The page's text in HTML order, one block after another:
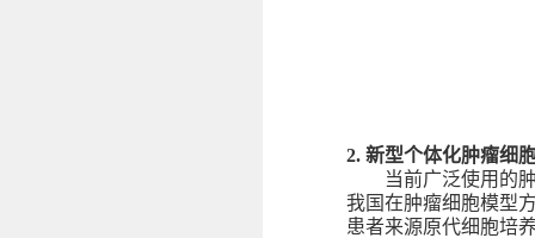
2. 新型个体化肿瘤细
当前广泛使用的
我国在肿瘤细胞模型
患者来源原代细胞培